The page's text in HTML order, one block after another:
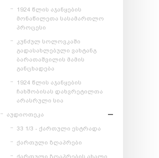
1924 წლის აჯანყების
მონაწილეთა სასამართლო
პროცესი
კუნძულ სოლოვკაში
გადასახლებული ვახტანგ
ბარათაშვილის მამის
განცხადება
1924 წლის აჯანყების
ჩახშობისას დახვრეტილთა
არასრული სია
აუდიოთეკა
33 1/3 - ქართული ესტრადა
ქართული ზღაპრები
ქართული ზღაპრების ახალი